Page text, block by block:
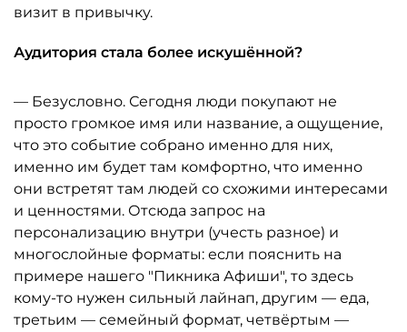
визит в привычку.
Аудитория стала более искушённой?
— Безусловно. Сегодня люди покупают не
просто громкое имя или название, а ощущение,
что это событие собрано именно для них,
именно им будет там комфортно, что именно
они встретят там людей со схожими интересами
и ценностями. Отсюда запрос на
персонализацию внутри (учесть разное) и
многослойные форматы: если пояснить на
примере нашего "Пикника Афиши", то здесь
кому-то нужен сильный лайнап, другим — еда,
третьим — семейный формат, четвёртым —